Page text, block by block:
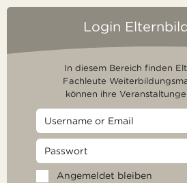
Login
In diesem Bereich finden
Fachleute
können ihre
Angemeldet bleiben